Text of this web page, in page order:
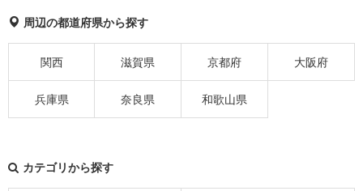
周辺の都道府県から探す
関西 滋賀県 京都府 大阪府
兵庫県 奈良県 和歌山県
カテゴリから探す